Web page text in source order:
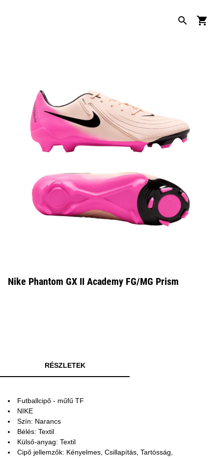
Nike Phantom GX II Academy FG/MG Prism
RÉSZLETEK
Futballcipő - műfű TF
NIKE
Szín: Narancs
Bélés: Textil
Külső-anyag: Textil
Cipő jellemzők: Kényelmes, Csillapítás, Tartósság,